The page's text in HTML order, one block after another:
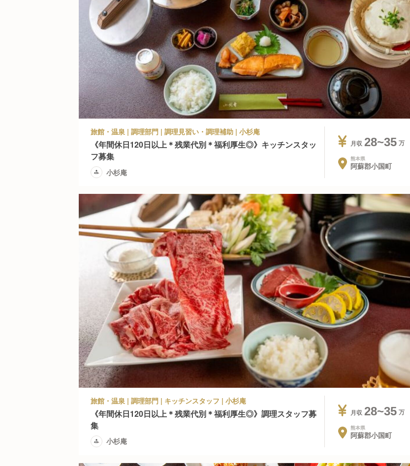
旅館・温泉 | 調理部門 | 調理見習い・調理補助 | 小杉庵
《年間休日120日以上＊残業代別＊福利厚生◎》キッチンスタッ
フ募集
小杉庵
月収 28~35
熊本県
阿蘇郡小国町
旅館・温泉 | 調理部門 | キッチンスタッフ | 小杉庵
《年間休日120日以上＊残業代別＊福利厚生◎》調理スタッフ募
集
小杉庵
月収 28~35
熊本県
阿蘇郡小国町